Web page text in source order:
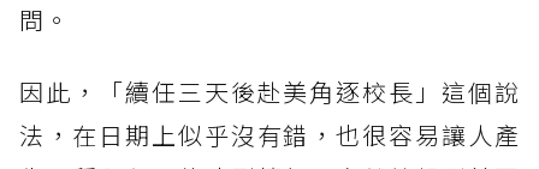
問。
因此，「續任三天後赴美角逐校長」這個說
法，在日期上似乎沒有錯，也很容易讓人產